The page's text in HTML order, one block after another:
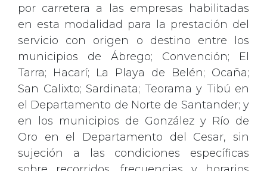
por carretera a las empresas habilitadas
en esta modalidad para la prestación del
servicio con origen o destino entre los
municipios de Ábrego; Convención; El
Tarra; Hacarí; La Playa de Belén; Ocaña;
San Calixto; Sardinata; Teorama y Tibú en
el Departamento de Norte de Santander; y
en los municipios de González y Río de
Oro en el Departamento del Cesar, sin
sujeción a las condiciones específicas